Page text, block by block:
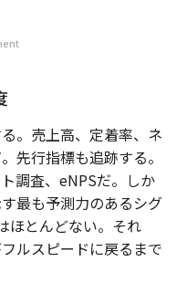
。売上高、定着率、ネ
先行指標も追跡する。
調査、eNPSだ。しか
最も予測力のあるシグ
ほとんどない。それ
ルスピードに戻るまで